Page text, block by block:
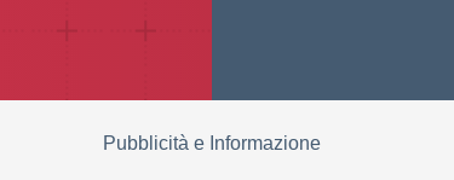
Pubblicità e Informazione